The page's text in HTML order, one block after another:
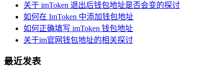
关于 imToken 退出后钱包地址是否会变的探讨
如何在 ImToken 中添加钱包地址
如何正确填写 imToken 钱包地址
关于im官网钱包地址的相关探讨
最近发表